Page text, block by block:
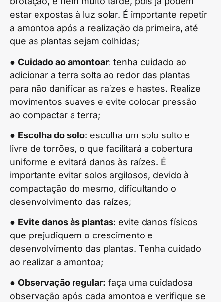
estar expostas à luz solar. É importante repetir
a amontoa após a realização da primeira, até
que as plantas sejam colhidas;
● Cuidado ao amontoar: tenha cuidado ao
adicionar a terra solta ao redor das plantas
para não danificar as raízes e hastes. Realize
movimentos suaves e evite colocar pressão
ao compactar a terra;
● Escolha do solo: escolha um solo solto e
livre de torrões, o que facilitará a cobertura
uniforme e evitará danos às raízes. É
importante evitar solos argilosos, devido à
compactação do mesmo, dificultando o
desenvolvimento das raízes;
● Evite danos às plantas: evite danos físicos
que prejudiquem o crescimento e
desenvolvimento das plantas. Tenha cuidado
ao realizar a amontoa;
● Observação regular: faça uma cuidadosa
observação após cada amontoa e verifique se